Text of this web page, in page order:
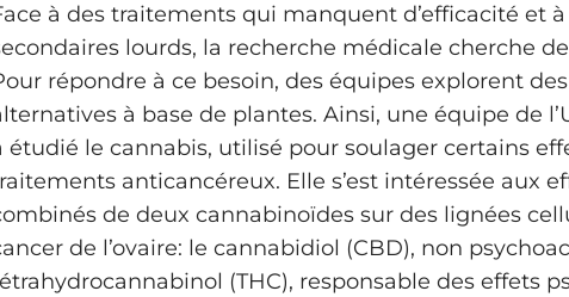
à des traitements qui manquent d’efficacité et
lourds, la recherche médicale cherche
répondre à ce besoin, des équipes explorent
à base de plantes. Ainsi, une équipe de
étudié le cannabis, utilisé pour soulager certains
anticancéreux. Elle s’est intéressée aux
de deux cannabinoïdes sur des lignées
de l’ovaire: le cannabidiol (CBD), non
(THC), responsable des effets